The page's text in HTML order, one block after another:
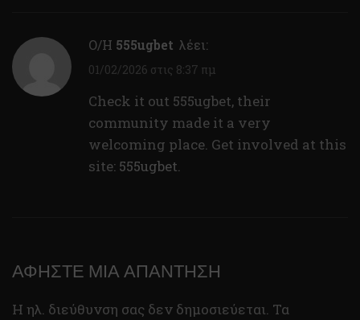
Ο/Η 555ugbet λέει:
01/02/2026 στις 8:37 πμ
Check it out 555ugbet, their
community made it a very
welcoming place. Get involved at this
site: 555ugbet.
ΑΦΉΣΤΕ ΜΙΑ ΑΠΆΝΤΗΣΗ
Η ηλ. διεύθυνση σας δεν δημοσιεύεται. Τα